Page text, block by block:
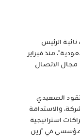
الرئيس
منذ فبراير
عن 16 عامًا في مجال الاتصال
الصعيدي
والاستدامة
استراتيجية
في "زين